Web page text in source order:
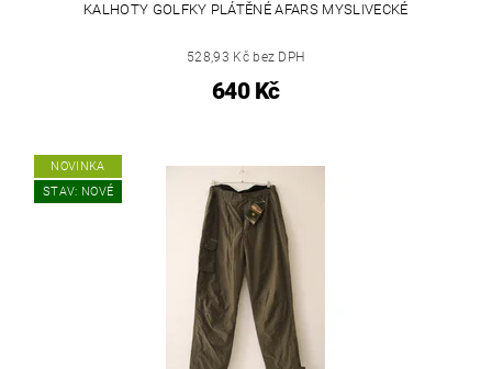
KALHOTY GOLFKY PLÁTĚNÉ AFARS MYSLIVECKÉ
528,93 Kč bez DPH
640 Kč
NOVINKA
STAV: NOVÉ